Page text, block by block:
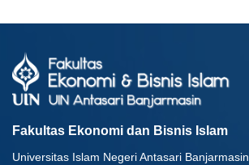
Fakultas Ekonomi dan Bisnis Islam
Universitas Islam Negeri Antasari Banjarmasin